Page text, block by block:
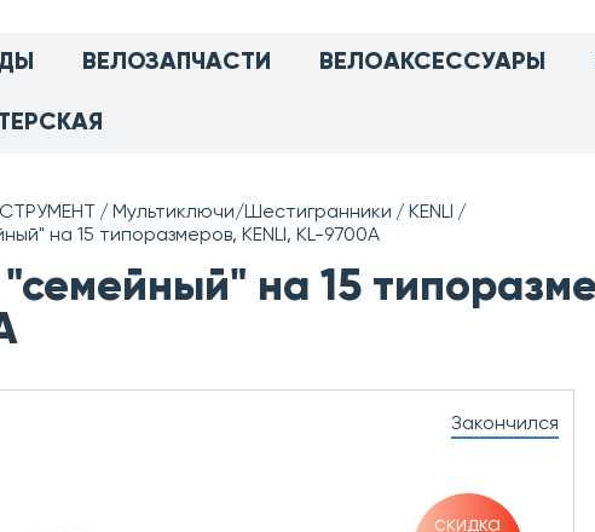
ВЕЛОЗАПЧАСТИ ВЕЛОАКСЕССУАРЫ
Мультиключи/Шестигранники
KENLI
на 15 типоразмеров, KENLI, KL-9700А
на 15
Закончился
скидка